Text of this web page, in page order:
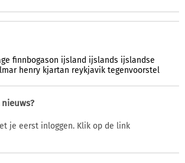
finnbogason ijsland ijslands ijslandse
henry kjartan reykjavik tegenvoorstel
je eerst inloggen. Klik op de link